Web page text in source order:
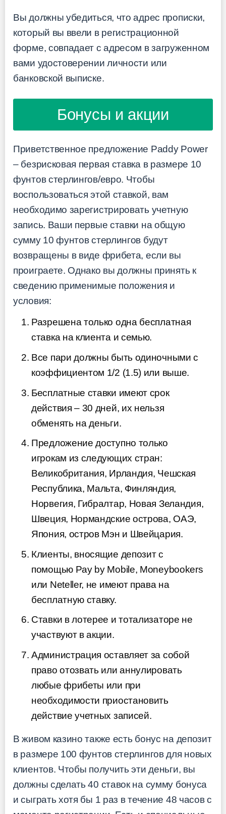
Вы должны убедиться, что адрес прописки,
который вы ввели в регистрационной
форме, совпадает с адресом в загруженном
вами удостоверении личности или
банковской выписке.
Бонусы и акции
Приветственное предложение Paddy Power
– безрисковая первая ставка в размере 10
фунтов стерлингов/евро. Чтобы
воспользоваться этой ставкой, вам
необходимо зарегистрировать учетную
запись. Ваши первые ставки на общую
сумму 10 фунтов стерлингов будут
возвращены в виде фрибета, если вы
проиграете. Однако вы должны принять к
сведению применимые положения и
условия:
Разрешена только одна бесплатная
ставка на клиента и семью.
Все пари должны быть одиночными с
коэффициентом 1/2 (1.5) или выше.
Бесплатные ставки имеют срок
действия – 30 дней, их нельзя
обменять на деньги.
Предложение доступно только
игрокам из следующих стран:
Великобритания, Ирландия, Чешская
Республика, Мальта, Финляндия,
Норвегия, Гибралтар, Новая Зеландия,
Швеция, Нормандские острова, ОАЭ,
Япония, остров Мэн и Швейцария.
Клиенты, вносящие депозит с
помощью Pay by Mobile, Moneybookers
или Neteller, не имеют права на
бесплатную ставку.
Ставки в лотерее и тотализаторе не
участвуют в акции.
Администрация оставляет за собой
право отозвать или аннулировать
любые фрибеты или при
необходимости приостановить
действие учетных записей.
В живом казино также есть бонус на депозит
в размере 100 фунтов стерлингов для новых
клиентов. Чтобы получить эти деньги, вы
должны сделать 40 ставок на сумму бонуса
и сыграть хотя бы 1 раз в течение 48 часов с